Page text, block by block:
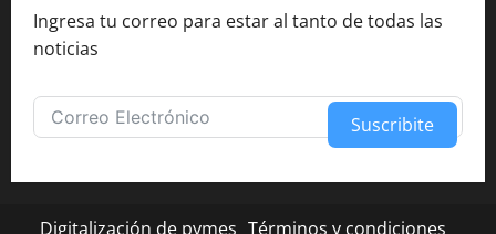
Ingresa tu correo para estar al tanto de todas las
noticias
Suscribite
Digitalización de pymes Términos y condiciones